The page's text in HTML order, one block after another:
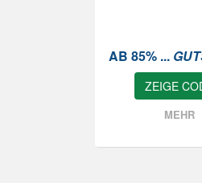
AB 85% ...
ZEIGE
MEHR